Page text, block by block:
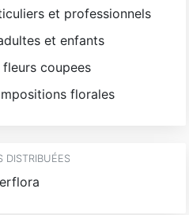
et professionnels
et enfants
coupees
florales
DISTRIBUÉES